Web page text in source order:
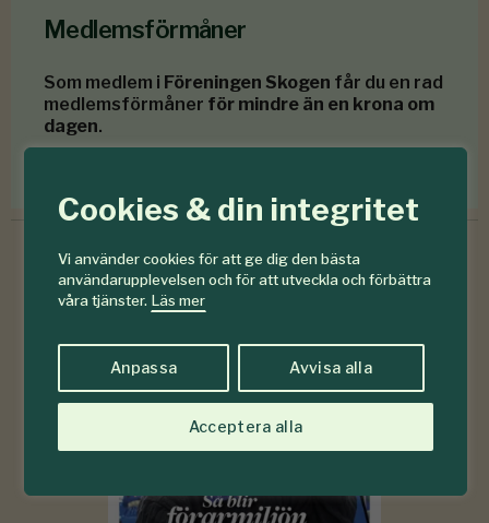
Cookies & din integritet
Vi använder cookies för att ge dig den bästa
användarupplevelsen och för att utveckla och förbättra
våra tjänster. Läs mer
Anpassa Avvisa alla
Acceptera alla
Medlemsförmåner
Som medlem i Föreningen Skogen får du en rad
medlemsförmåner för mindre än en krona om
dagen.
2026